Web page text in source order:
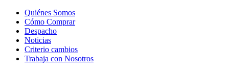
Quiénes Somos
Cómo Comprar
Despacho
Noticias
Criterio cambios
Trabaja con Nosotros